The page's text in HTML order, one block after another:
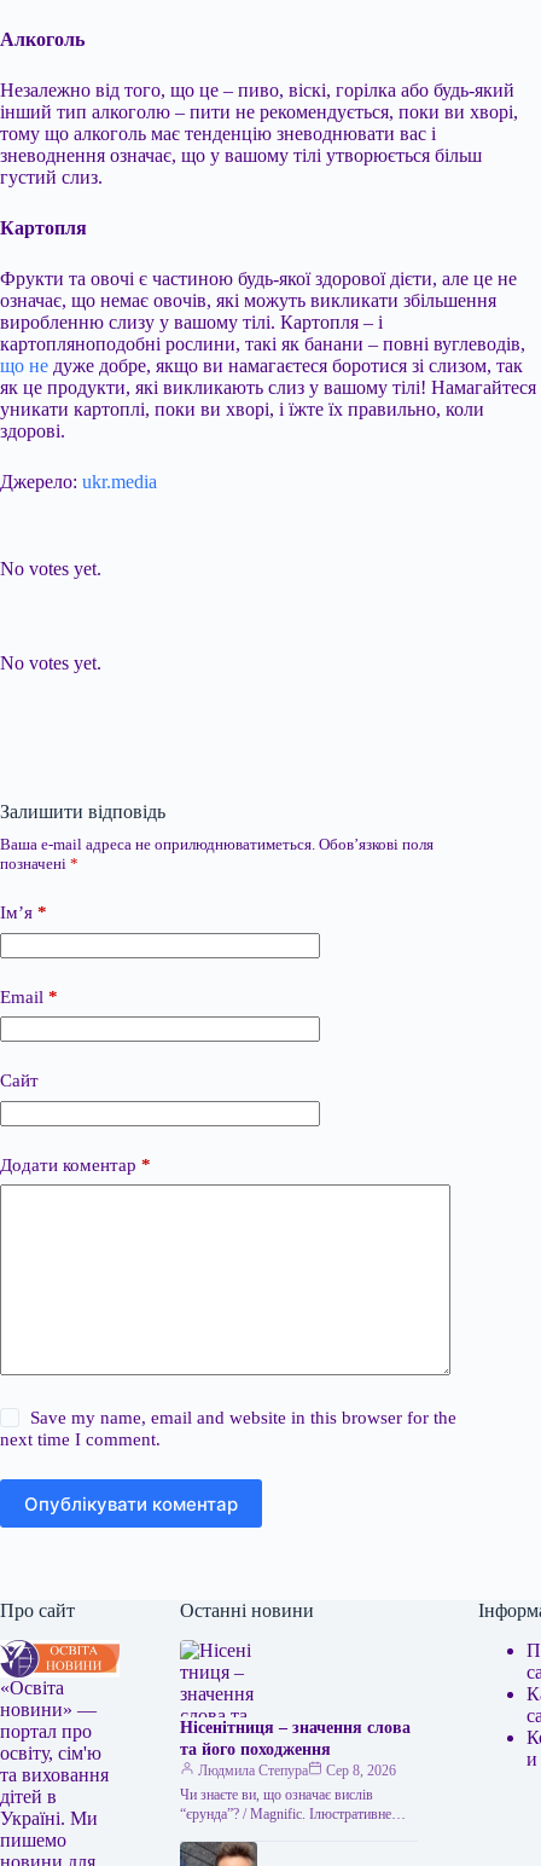
Алкоголь
Незалежно від того, що це – пиво, віскі, горілка або будь-який
інший тип алкоголю – пити не рекомендується, поки ви хворі,
тому що алкоголь має тенденцію зневоднювати вас і
зневоднення означає, що у вашому тілі утворюється більш
густий слиз.
Картопля
Фрукти та овочі є частиною будь-якої здорової дієти, але це не
означає, що немає овочів, які можуть викликати збільшення
виробленню слизу у вашому тілі. Картопля – і
картопляноподобні рослини, такі як банани – повні вуглеводів,
що не дуже добре, якщо ви намагаєтеся боротися зі слизом, так
як це продукти, які викликають слиз у вашому тілі! Намагайтеся
уникати картоплі, поки ви хворі, і їжте їх правильно, коли
здорові.
Джерело: ukr.media
No votes yet.
No votes yet.
Залишити відповідь
Ваша e-mail адреса не оприлюднюватиметься. Обов’язкові поля
позначені *
Ім’я *
Email *
Сайт
Додати коментар *
Save my name, email and website in this browser for the
next time I comment.
Опублікувати коментар
Про сайт
«Освіта
новини» —
портал про
освіту, сім'ю
та виховання
дітей в
Україні. Ми
пишемо
Останні новини
Нісенітниця – значення слова
та його походження
Людмила Степура
Сер 8, 2026
Чи знаєте ви, що означає вислів
“єрунда”? / Magnific. Ілюстративне
виявляється цікавішою за його
и